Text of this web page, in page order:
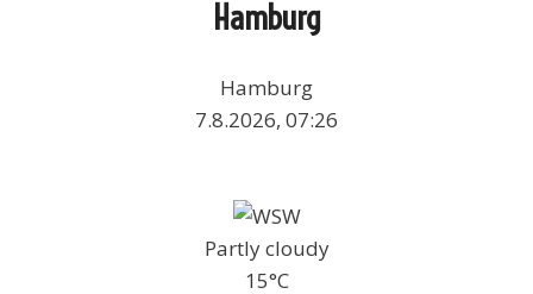
Hamburg
Hamburg
7.8.2026, 07:26
Partly cloudy
15°C